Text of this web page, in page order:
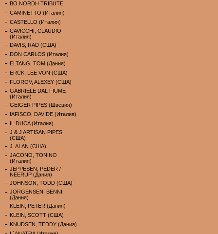
BO NORDH TRIBUTE
CAMINETTO (Италия)
CASTELLO (Италия)
CAVICCHI, CLAUDIO
(Италия)
DAVIS, RAD (США)
DON CARLOS (Италия)
ELTANG, TOM (Дания)
ERCK, LEE VON (США)
FLOROV, ALEXEY (США)
GABRIELE DAL FIUME
(Италия)
GEIGER PIPES (Швеция)
IAFISCO, DAVIDE (Италия)
IL DUCA (Италия)
J & J ARTISAN PIPES
(США)
J. ALAN (США)
JACONO, TONINO
(Италия)
JEPPESEN, PEDER /
NEERUP (Дания)
JOHNSON, TODD (США)
JORGENSEN, BENNI
(Дания)
KLEIN, PETER (Дания)
KLEIN, SCOTT (США)
KNUDSEN, TEDDY (Дания)